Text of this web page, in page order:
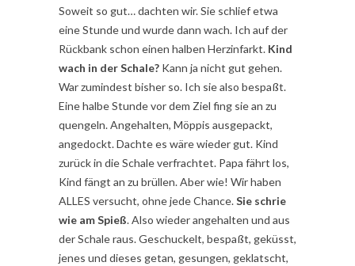
Soweit so gut… dachten wir. Sie schlief etwa
eine Stunde und wurde dann wach. Ich auf der
Rückbank schon einen halben Herzinfarkt. Kind
wach in der Schale? Kann ja nicht gut gehen.
War zumindest bisher so. Ich sie also bespaßt.
Eine halbe Stunde vor dem Ziel fing sie an zu
quengeln. Angehalten, Möppis ausgepackt,
angedockt. Dachte es wäre wieder gut. Kind
zurück in die Schale verfrachtet. Papa fährt los,
Kind fängt an zu brüllen. Aber wie! Wir haben
ALLES versucht, ohne jede Chance.Sie schrie
wie am Spieß. Also wieder angehalten und aus
der Schale raus. Geschuckelt, bespaßt, geküsst,
jenes und dieses getan, gesungen, geklatscht,